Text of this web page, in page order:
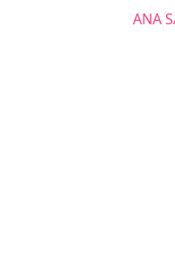
ANA